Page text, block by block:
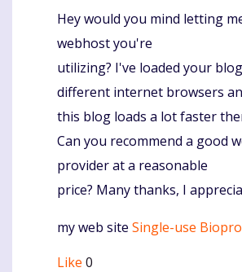
Komentaras
Hey would you mind letting
webhost you're
utilizing? I've loaded your
different internet browsers
this blog loads a lot faster
Can you recommend a good
provider at a reasonable
price? Many thanks, I
my web site Single-use
Like 0